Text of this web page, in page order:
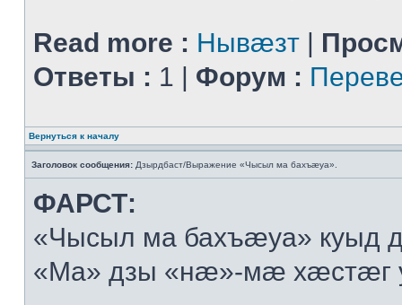
Read more : Нывæзт |
Ответы : 1 | Форум :
Вернуться к началу
Заголовок сообщения: Дзырдбаст/Выражение «Чысыл ма бахъæуа».
ФАРСТ:
«Чысыл ма бахъæуа» куыд
«Ма» дзы «нæ»-мæ хæстæг